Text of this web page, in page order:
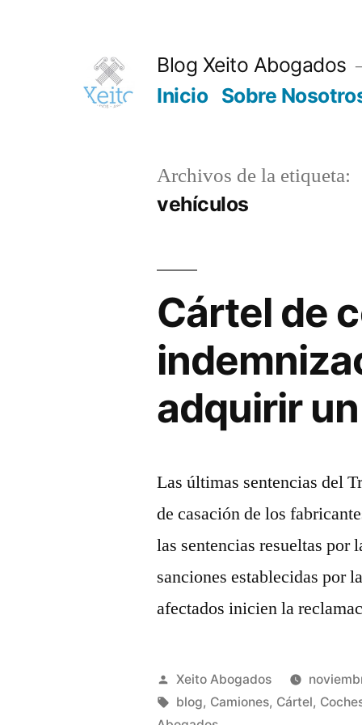
Blog Xeito Abogados
Inicio Sobre
Archivos de la etiqueta:
vehículos
Cártel de
adquirir
Las últimas sentencias del
de casación de los
las sentencias resueltas por
sanciones establecidas por
afectados inicien la
Publicado
por
Xeito Abogados
Etiquetas:
blog, Camiones, Cártel,